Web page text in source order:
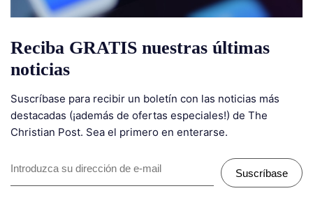
Reciba GRATIS nuestras últimas
noticias
Suscríbase para recibir un boletín con las noticias más
destacadas (¡además de ofertas especiales!) de The
Christian Post. Sea el primero en enterarse.
Suscríbase